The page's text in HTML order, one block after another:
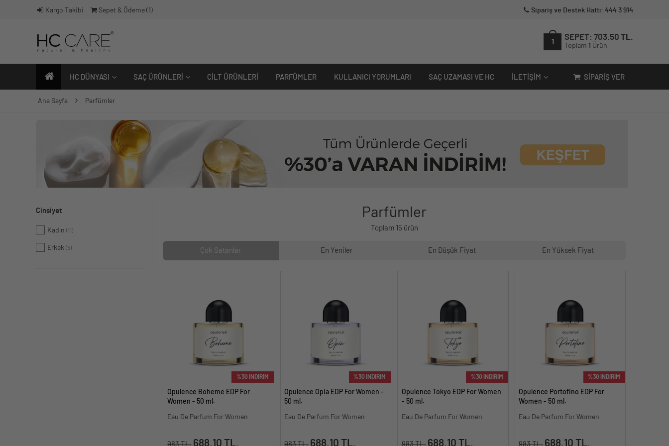
Kargo Takibi Sepet & Ödeme ( 1 ) Sipariş ve Destek Hattı: 444 3 914
1
SEPET: 703.50 TL.
Toplam 1 Ürün
HC DÜNYASI SAÇ ÜRÜNLERI CILT ÜRÜNLERI PARFÜMLER KULLANICI YORUMLARI SAÇ UZAMASI VE HC İLETIŞIM SIPARIŞ VER
Ana Sayfa Parfümler
Cinsiyet
Kadın (11)
Erkek (5)
Parfümler
Toplam 15 ürün
Çok Satanlar En Yeniler En Düşük Fiyat En Yüksek Fiyat
%30 İNDİRİM
Opulence Boheme EDP For
Women - 50 ml.
Eau De Parfum For Women
983 TL. 688.10 TL.
%30 İNDİRİM
Opulence Opia EDP For Women -
50 ml.
Eau De Parfum For Women
983 TL. 688.10 TL.
%30 İNDİRİM
Opulence Tokyo EDP For Women
- 50 ml.
Eau De Parfum For Women
983 TL. 688.10 TL.
%30 İNDİRİM
Opulence Portofino EDP For
Women - 50 ml.
Eau De Parfum For Women
983 TL. 688.10 TL.